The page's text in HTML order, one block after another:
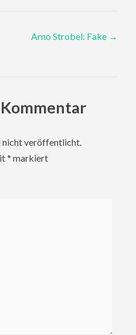
Arno Strobel: Fake →
nicht veröffentlicht.
* markiert